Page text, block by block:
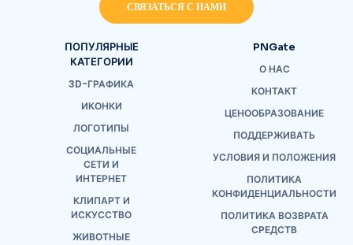
СВЯЗАТЬСЯ С НАМИ
ПОПУЛЯРНЫЕ
КАТЕГОРИИ
3D-ГРАФИКА
ИКОНКИ
ЛОГОТИПЫ
СОЦИАЛЬНЫЕ
СЕТИ И
ИНТЕРНЕТ
КЛИПАРТ И
ИСКУССТВО
ЖИВОТНЫЕ
PNGate
О НАС
КОНТАКТ
ЦЕНООБРАЗОВАНИЕ
ПОДДЕРЖИВАТЬ
УСЛОВИЯ И ПОЛОЖЕНИЯ
ПОЛИТИКА
КОНФИДЕНЦИАЛЬНОСТИ
ПОЛИТИКА ВОЗВРАТА
СРЕДСТВ